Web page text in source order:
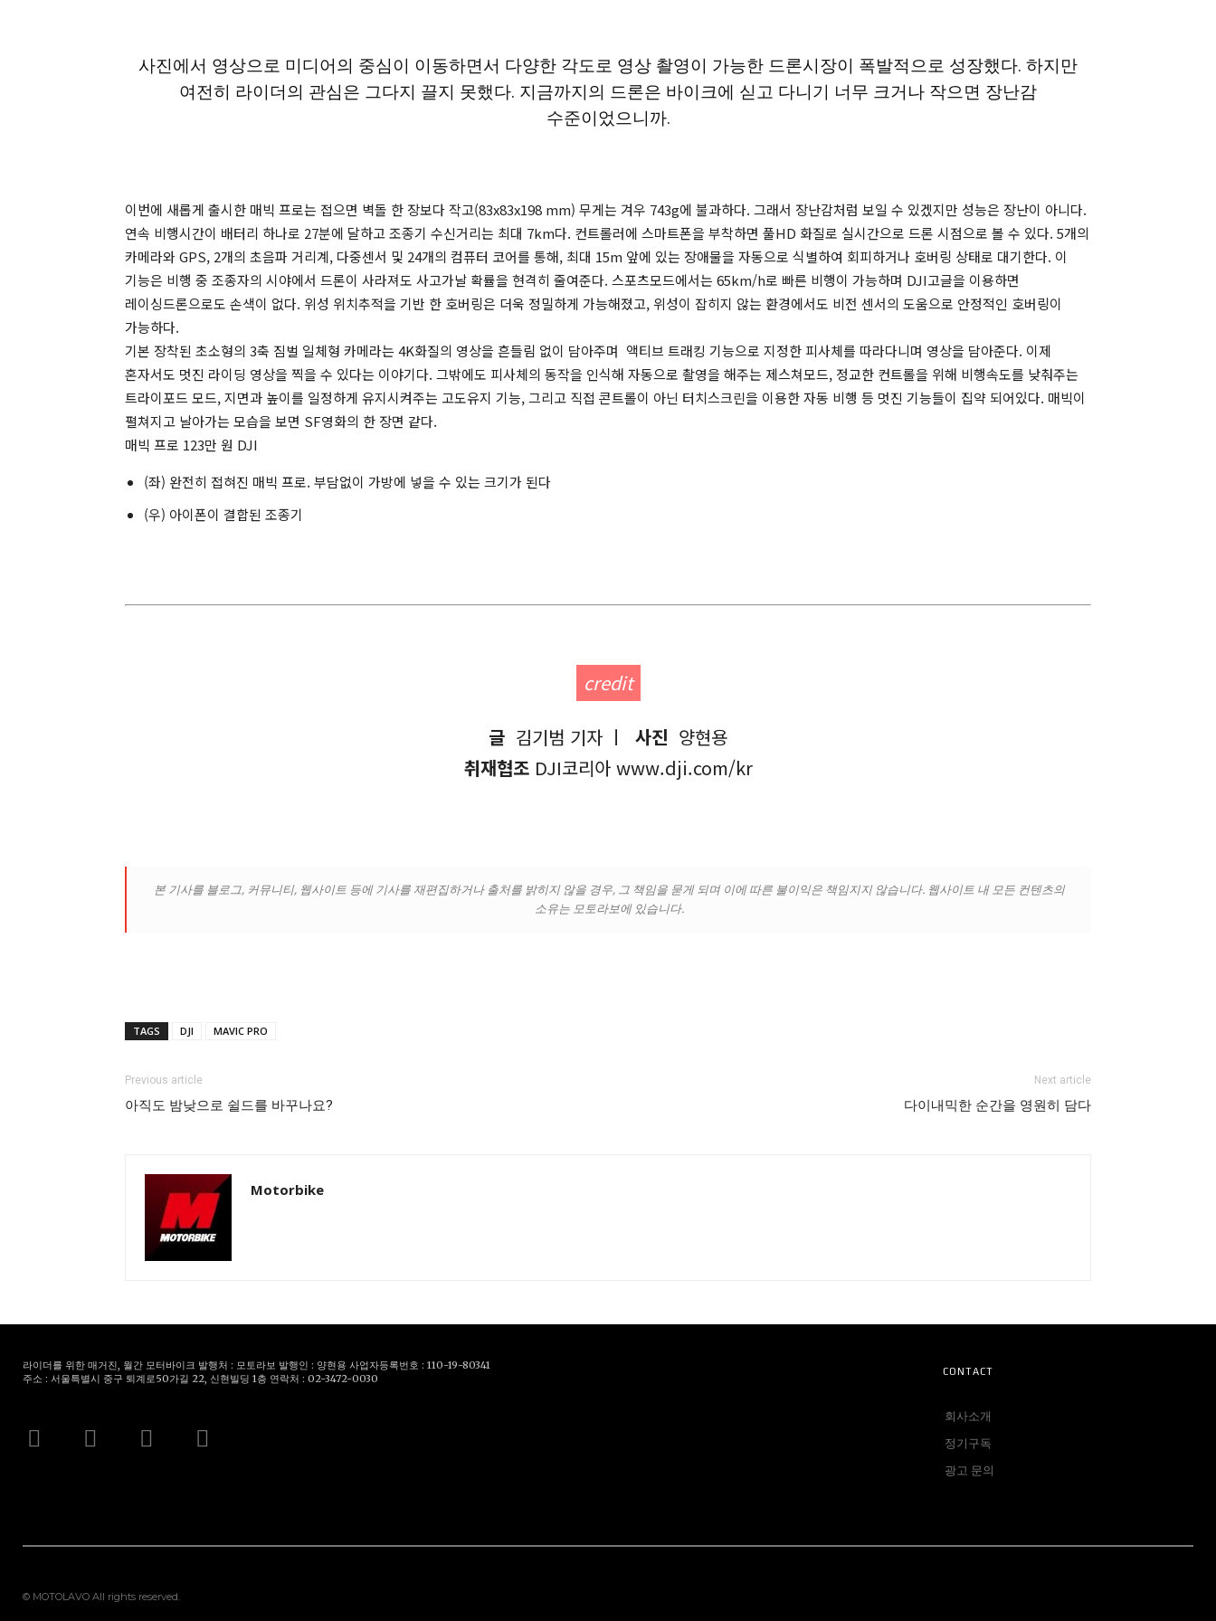
사진에서 영상으로 미디어의 중심이 이동하면서 다양한 각도로 영상 촬영이 가능한 드론시장이 폭발적으로 성장했다. 하지만
여전히 라이더의 관심은 그다지 끌지 못했다. 지금까지의 드론은 바이크에 싣고 다니기 너무 크거나 작으면 장난감
수준이었으니까.
이번에 새롭게 출시한 매빅 프로는 접으면 벽돌 한 장보다 작고(83x83x198 mm) 무게는 겨우 743g에 불과하다. 그래서 장난감처럼 보일 수 있겠지만 성능은 장난이 아니다.
연속 비행시간이 배터리 하나로 27분에 달하고 조종기 수신거리는 최대 7km다. 컨트롤러에 스마트폰을 부착하면 풀HD 화질로 실시간으로 드론 시점으로 볼 수 있다. 5개의
카메라와 GPS, 2개의 초음파 거리계, 다중센서 및 24개의 컴퓨터 코어를 통해, 최대 15m 앞에 있는 장애물을 자동으로 식별하여 회피하거나 호버링 상태로 대기한다. 이
기능은 비행 중 조종자의 시야에서 드론이 사라져도 사고가날 확률을 현격히 줄여준다. 스포츠모드에서는 65km/h로 빠른 비행이 가능하며 DJI고글을 이용하면
레이싱드론으로도 손색이 없다. 위성 위치추적을 기반 한 호버링은 더욱 정밀하게 가능해졌고, 위성이 잡히지 않는 환경에서도 비전 센서의 도움으로 안정적인 호버링이
가능하다.
기본 장착된 초소형의 3축 짐벌 일체형 카메라는 4K화질의 영상을 흔들림 없이 담아주며 액티브 트래킹 기능으로 지정한 피사체를 따라다니며 영상을 담아준다. 이제
혼자서도 멋진 라이딩 영상을 찍을 수 있다는 이야기다. 그밖에도 피사체의 동작을 인식해 자동으로 촬영을 해주는 제스쳐모드, 정교한 컨트롤을 위해 비행속도를 낮춰주는
트라이포드 모드, 지면과 높이를 일정하게 유지시켜주는 고도유지 기능, 그리고 직접 콘트롤이 아닌 터치스크린을 이용한 자동 비행 등 멋진 기능들이 집약 되어있다. 매빅이
펼쳐지고 날아가는 모습을 보면 SF영화의 한 장면 같다.
매빅 프로 123만 원 DJI
(좌) 완전히 접혀진 매빅 프로. 부담없이 가방에 넣을 수 있는 크기가 된다
(우) 아이폰이 결합된 조종기
credit
글 김기범 기자 ㅣ 사진 양현용
취재협조DJI코리아 www.dji.com/kr
본 기사를 블로그, 커뮤니티, 웹사이트 등에 기사를 재편집하거나 출처를 밝히지 않을 경우, 그 책임을 묻게 되며 이에 따른 불이익은 책임지지 않습니다. 웹사이트 내 모든 컨텐츠의
소유는 모토라보에 있습니다.
TAGS DJI MAVIC PRO
Previous article
아직도 밤낮으로 쉴드를 바꾸나요?
Next article
다이내믹한 순간을 영원히 담다
Motorbike
라이더를 위한 매거진, 월간 모터바이크 발행처 : 모토라보 발행인 : 양현용 사업자등록번호 : 110-19-80341
주소 : 서울특별시 중구 퇴계로50가길 22, 신현빌딩 1층 연락처 : 02-3472-0030
CONTACT
회사소개
정기구독
광고 문의
© MOTOLAVO All rights reserved.